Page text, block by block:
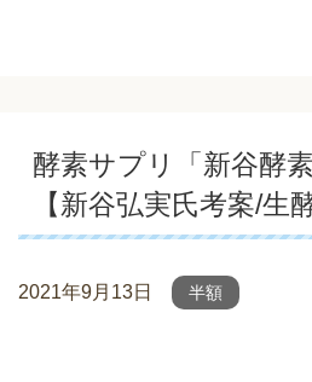
酵素サプリ「新谷酵
【新谷弘実氏考案/生
2021年9月13日 半額